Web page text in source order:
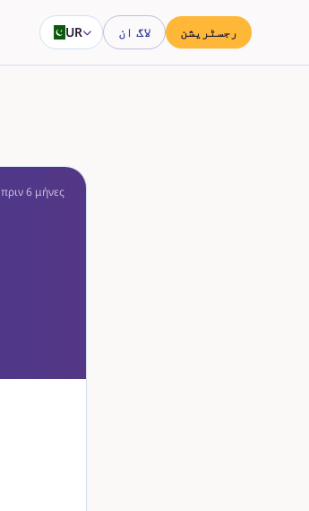
UR لاگ ان رجسٹریشن
πριν 6 μήνες